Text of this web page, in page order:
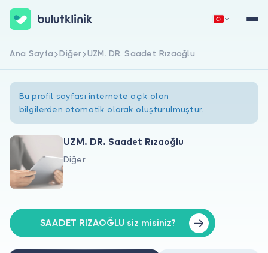
Hakkımızda
Doktorlar için
Hemen Kaydol Giriş Yap
Ana Sayfa Diğer UZM. DR. Saadet Rızaoğlu
Bu profil sayfası internete açık olan
bilgilerden otomatik olarak oluşturulmuştur.
UZM. DR. Saadet Rızaoğlu
Diğer
SAADET RIZAOĞLU siz misiniz?